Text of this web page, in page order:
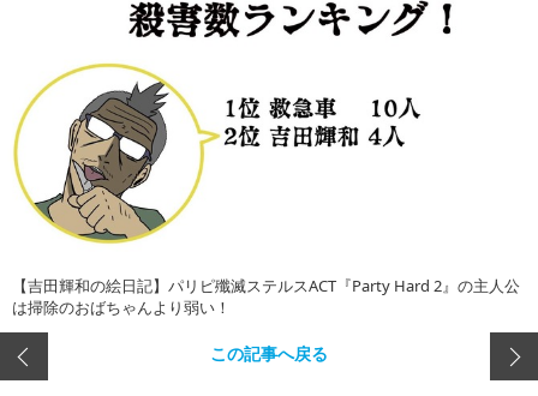
【吉田輝和の絵日記】パリピ殲滅ステルスACT『Party Hard 2』の主人公
は掃除のおばちゃんより弱い！
この記事へ戻る